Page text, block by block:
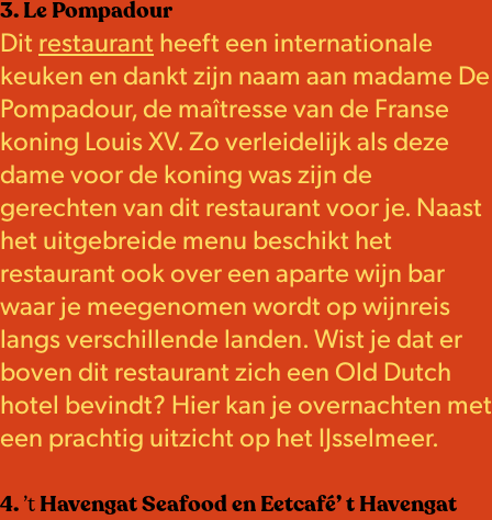
3. Le Pompadour
Dit restaurant heeft een internationale
keuken en dankt zijn naam aan madame De
Pompadour, de maîtresse van de Franse
koning Louis XV. Zo verleidelijk als deze
dame voor de koning was zijn de
gerechten van dit restaurant voor je. Naast
het uitgebreide menu beschikt het
restaurant ook over een aparte wijn bar
waar je meegenomen wordt op wijnreis
langs verschillende landen. Wist je dat er
boven dit restaurant zich een Old Dutch
hotel bevindt? Hier kan je overnachten met
een prachtig uitzicht op het IJsselmeer.
4.’tHavengat Seafood en Eetcafé’ t Havengat